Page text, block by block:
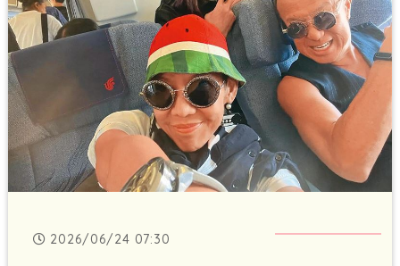
2026/06/24 07:30